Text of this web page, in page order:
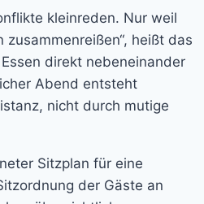
kleinreden. Nur weil
zusammenreißen“, heißt das
direkt nebeneinander
Abend entsteht
nicht durch mutige